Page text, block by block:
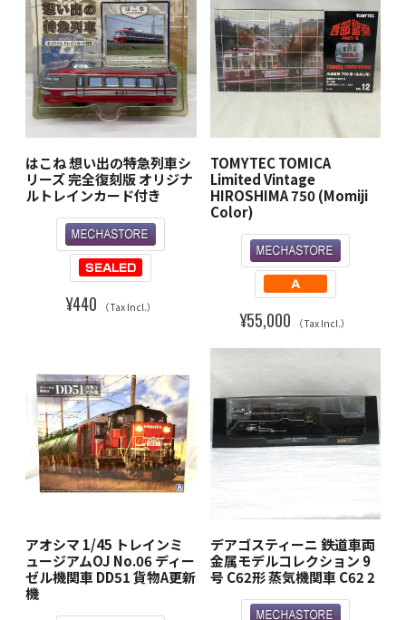
はこね 想い出の特急列車シ
リーズ 完全復刻版 オリジナ
ルトレインカード付き
¥440 （Tax Incl.）
TOMYTEC TOMICA
Limited Vintage
HIROSHIMA 750 (Momiji
Color)
¥55,000 （Tax Incl.）
アオシマ 1/45 トレインミ
ュージアムOJ No.06 ディー
ゼル機関車 DD51 貨物A更新
機
デアゴスティーニ 鉄道車両
金属モデルコレクション 9
号 C62形 蒸気機関車 C62 2